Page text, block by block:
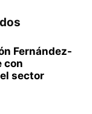
Fernández-
con
sector